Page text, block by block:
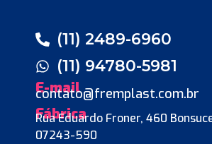
(11) 2489-6960
(11) 94780-5981
E-mail
contato@fremplast.com.br
Fábrica
Rua Eduardo Froner, 460
07243-590